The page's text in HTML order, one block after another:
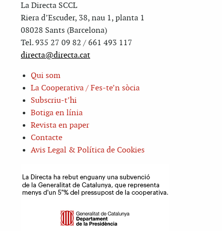
La Directa SCCL
Riera d’Escuder, 38, nau 1, planta 1
08028 Sants (Barcelona)
Tel. 935 27 09 82 / 661 493 117
directa@directa.cat
Qui som
La Cooperativa / Fes-te’n sòcia
Subscriu-t’hi
Botiga en línia
Revista en paper
Contacte
Avis Legal & Política de Cookies